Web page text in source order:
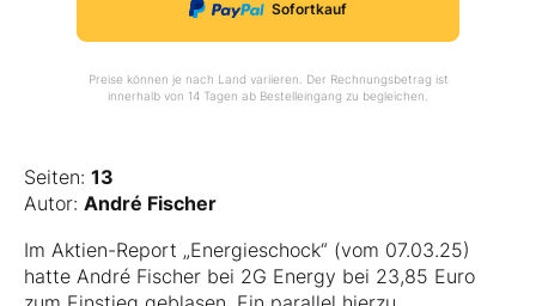
Sofortkauf
Preise können je nach Land variieren. Der Rechnungsbetrag ist
innerhalb von 14 Tagen ab Bestelleingang zu begleichen.
Seiten: 13
Autor: André Fischer
Im Aktien-Report „Energieschock“ (vom 07.03.25)
hatte André Fischer bei 2G Energy bei 23,85 Euro